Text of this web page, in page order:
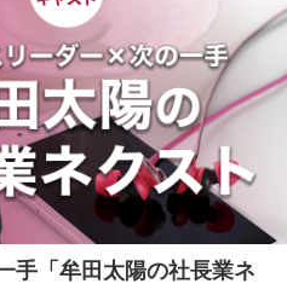
手「牟田太陽の社長業ネ